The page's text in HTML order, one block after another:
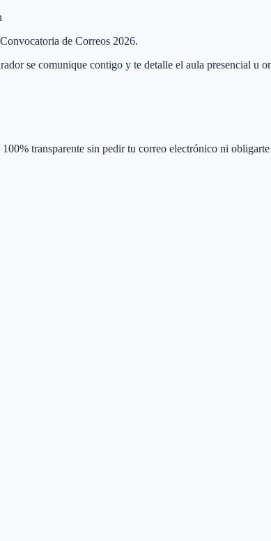
de Correos 2026.
se comunique contigo y te detalle el aula presencial u
transparente sin pedir tu correo electrónico ni